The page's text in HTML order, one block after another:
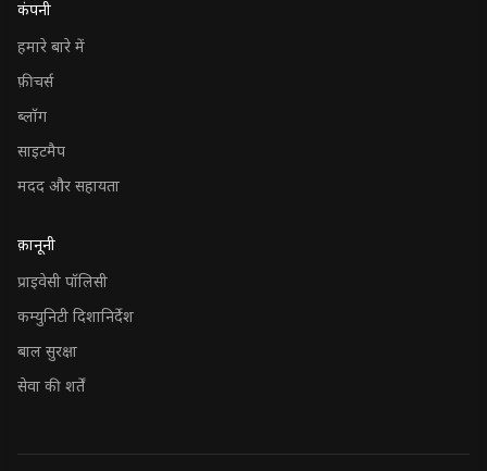
कंपनी
हमारे बारे में
फ़ीचर्स
ब्लॉग
साइटमैप
मदद और सहायता
क़ानूनी
प्राइवेसी पॉलिसी
कम्युनिटी दिशानिर्देश
बाल सुरक्षा
सेवा की शर्तें